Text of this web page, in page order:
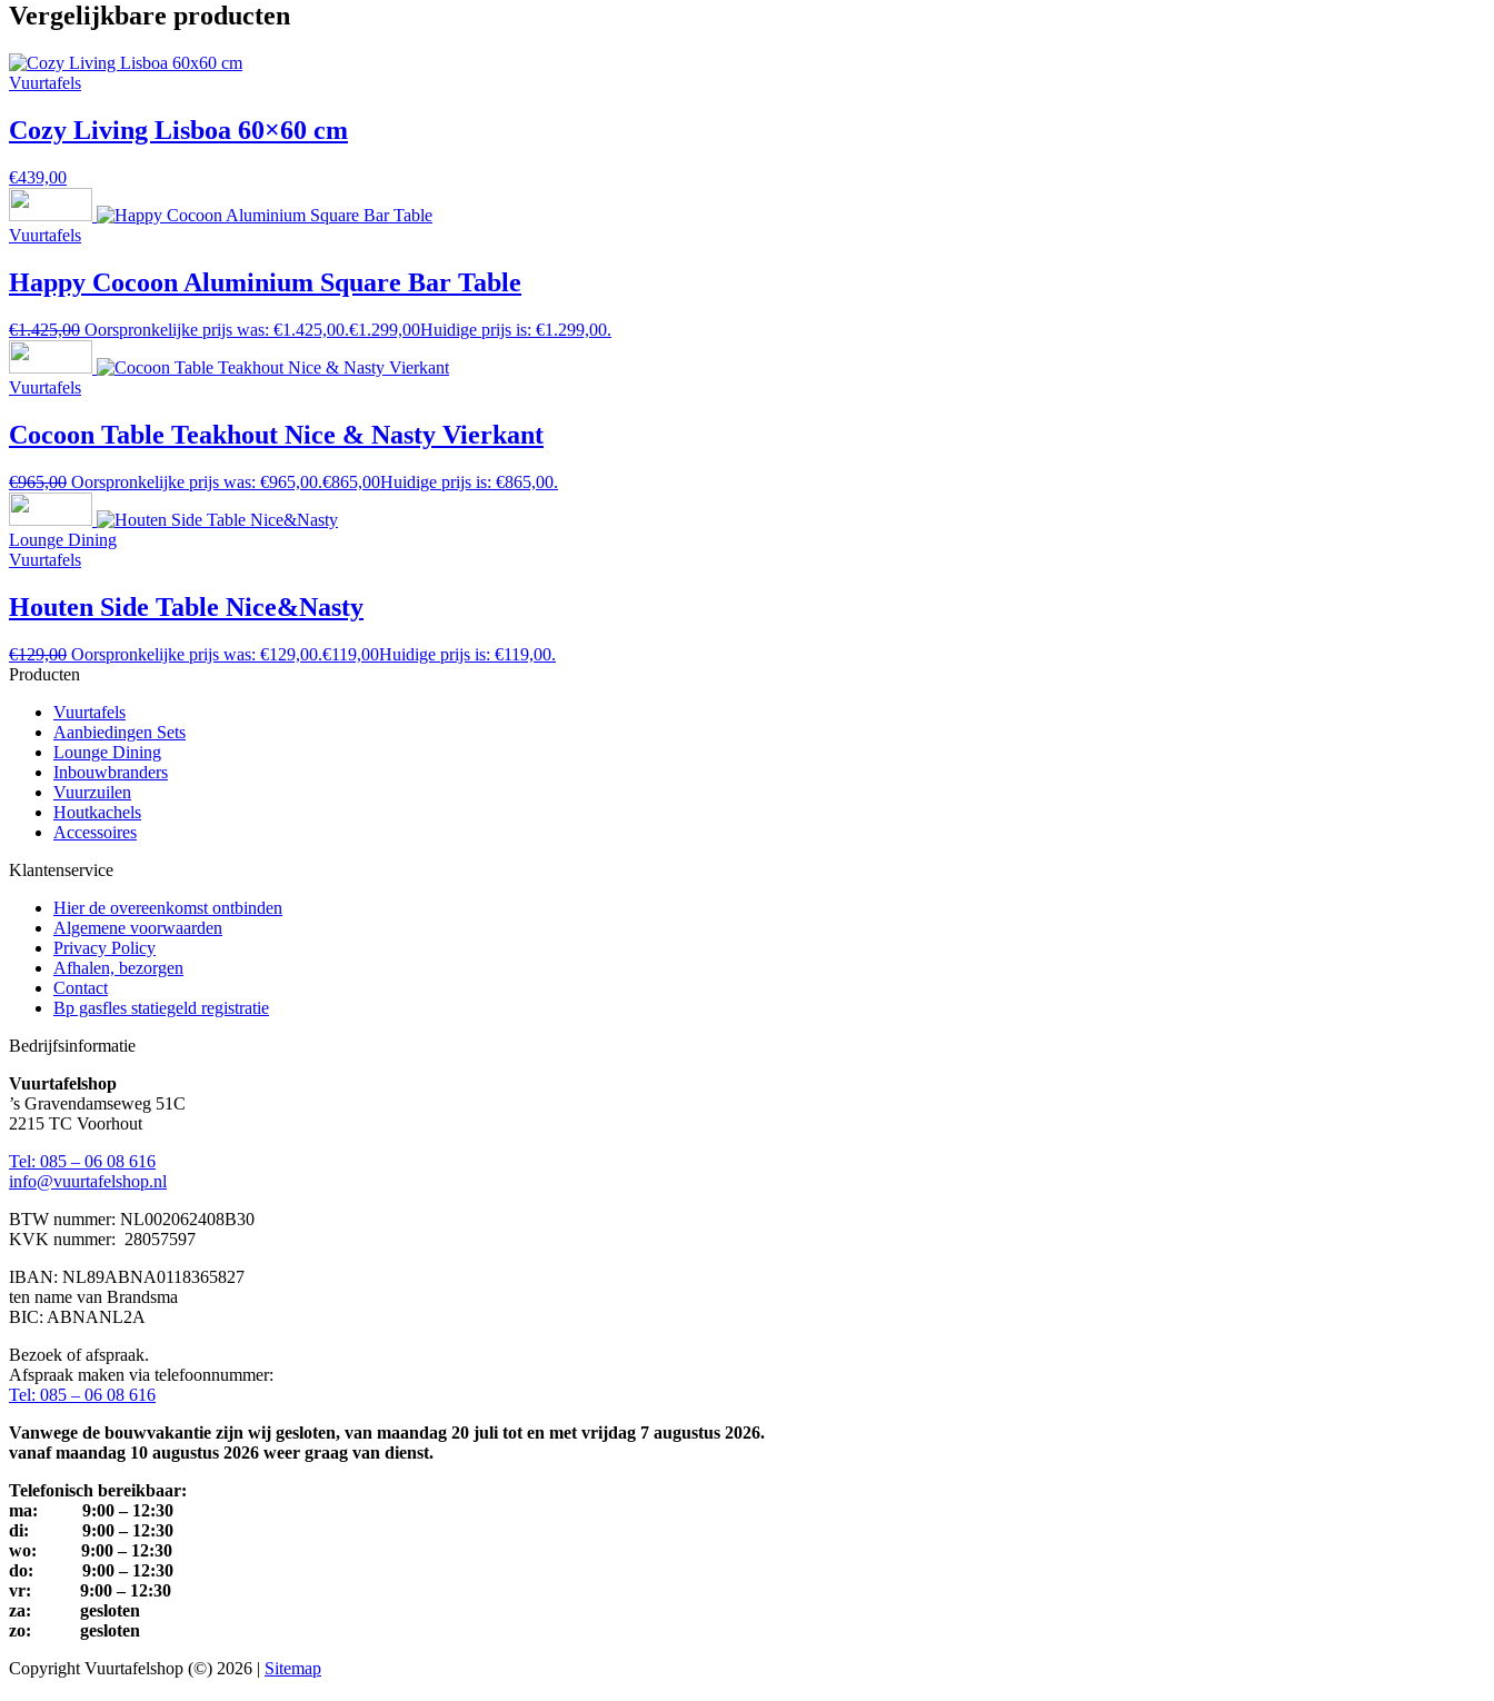
Vergelijkbare producten
Vuurtafels
Cozy Living Lisboa 60×60 cm
€439,00
Vuurtafels
Happy Cocoon Aluminium Square Bar Table
€1.425,00 Oorspronkelijke prijs was: €1.425,00.€1.299,00Huidige prijs is: €1.299,00.
Vuurtafels
Cocoon Table Teakhout Nice & Nasty Vierkant
€965,00 Oorspronkelijke prijs was: €965,00.€865,00Huidige prijs is: €865,00.
Lounge Dining
Vuurtafels
Houten Side Table Nice&Nasty
€129,00 Oorspronkelijke prijs was: €129,00.€119,00Huidige prijs is: €119,00.
Producten
Vuurtafels
Aanbiedingen Sets
Lounge Dining
Inbouwbranders
Vuurzuilen
Houtkachels
Accessoires
Klantenservice
Hier de overeenkomst ontbinden
Algemene voorwaarden
Privacy Policy
Afhalen, bezorgen
Contact
Bp gasfles statiegeld registratie
Bedrijfsinformatie
Vuurtafelshop
’s Gravendamseweg 51C
2215 TC Voorhout
Tel: 085 – 06 08 616
info@vuurtafelshop.nl
BTW nummer: NL002062408B30
KVK nummer: 28057597
IBAN: NL89ABNA0118365827
ten name van Brandsma
BIC: ABNANL2A
Bezoek of afspraak.
Afspraak maken via telefoonnummer:
Tel: 085 – 06 08 616
Vanwege de bouwvakantie zijn wij gesloten, van maandag 20 juli tot en met vrijdag 7 augustus 2026.
vanaf maandag 10 augustus 2026 weer graag van dienst.
Telefonisch bereikbaar:
ma: 9:00 – 12:30
di: 9:00 – 12:30
wo: 9:00 – 12:30
do: 9:00 – 12:30
vr: 9:00 – 12:30
za: gesloten
zo: gesloten
Copyright Vuurtafelshop (©) 2026 | Sitemap